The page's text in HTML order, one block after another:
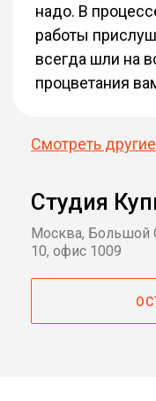
надо. В
работы
всегда шли на
процветания
Смотреть
Студия
Москва, Большой
10, офис 1009